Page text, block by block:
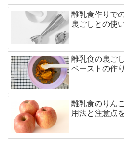
離乳食作りで
裏ごしとの使
離乳食の裏ご
ペーストの作
離乳食のりん
用法と注意点